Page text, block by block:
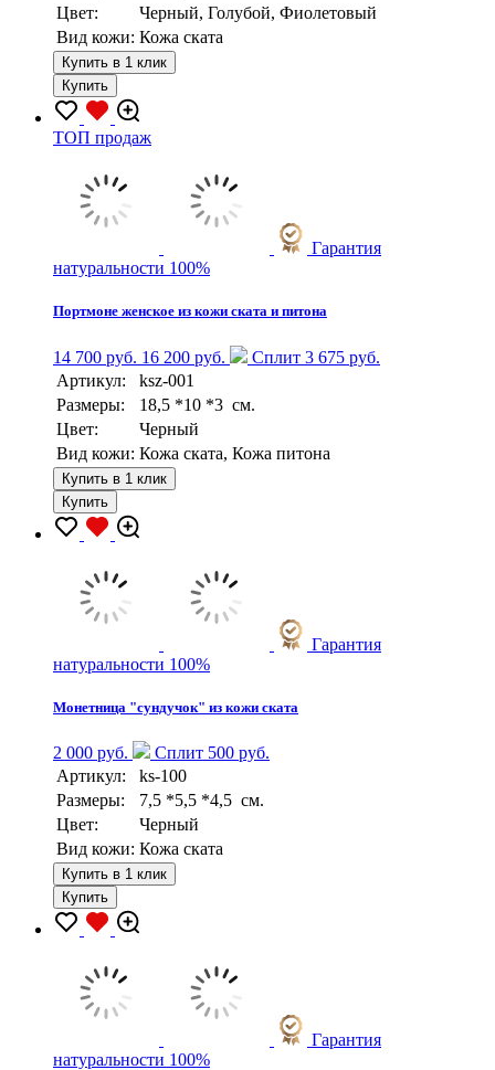
Цвет:
Черный, Голубой, Фиолетовый
Вид кожи: Кожа ската
Купить в 1 клик
Купить
TOП продаж
Гарантия
натуральности 100%
Портмоне женское из кожи ската и питона
14 700 руб. 16 200 руб.
Сплит 3 675 руб.
Артикул:
ksz-001
Размеры:
18,5 *10 *3 см.
Цвет:
Черный
Вид кожи: Кожа ската, Кожа питона
Купить в 1 клик
Купить
Гарантия
натуральности 100%
Монетница "сундучок" из кожи ската
2 000 руб.
Сплит 500 руб.
Артикул:
ks-100
Размеры:
7,5 *5,5 *4,5 см.
Цвет:
Черный
Вид кожи: Кожа ската
Купить в 1 клик
Купить
Гарантия
натуральности 100%